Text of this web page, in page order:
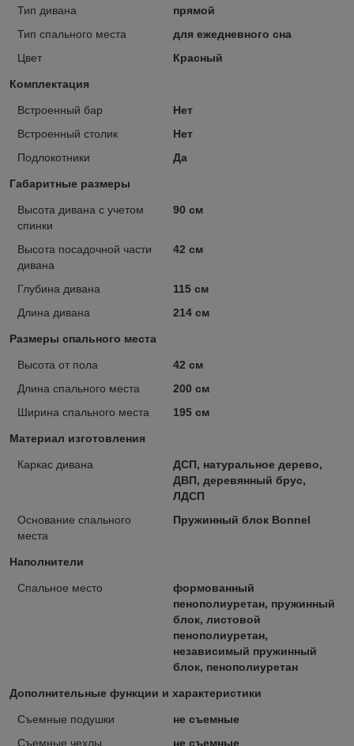
Тип дивана
прямой
Тип спального места
для ежедневного сна
Цвет
Красный
Комплектация
Встроенный бар
Нет
Встроенный столик
Нет
Подлокотники
Да
Габаритные размеры
Высота дивана с учетом
спинки
90 см
Высота посадочной части
дивана
42 см
Глубина дивана
115 см
Длина дивана
214 см
Размеры спального места
Высота от пола
42 см
Длина спального места
200 см
Ширина спального места
195 см
Материал изготовления
Каркас дивана
ДСП, натуральное дерево,
ДВП, деревянный брус,
ЛДСП
Основание спального
места
Пружинный блок Bonnel
Наполнители
Спальное место
формованный
пенополиуретан, пружинный
блок, листовой
пенополиуретан,
независимый пружинный
блок, пенополиуретан
Дополнительные функции и характеристики
Съемные подушки
не съемные
Съемные чехлы
не съемные